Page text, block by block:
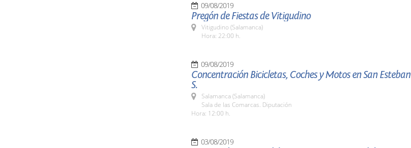
09/08/2019
Pregón de Fiestas de Vitigudino
Vitigudino (Salamanca)
Hora: 22:00 h.
09/08/2019
Concentración Bicicletas, Coches y Motos en San Esteban
S.
Salamanca (Salamanca)
Sala de las Comarcas. Diputación
Hora: 12:00 h.
03/08/2019